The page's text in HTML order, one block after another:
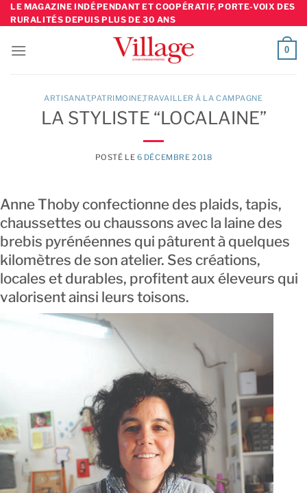
Skip
to
LE MAGAZINE INDÉPENDANT ET COOPÉRATIF, PORTE-VOIX DES
RURALITÉS DEPUIS PLUS DE 30 ANS
0
ARTISANAT,PATRIMOINETRAVAILLER À LA CAMPAGNE
LA STYLISTE “LOCALAINE”
POSTÉ LE 6 DÉCEMBRE 2018
Anne Thoby confectionne des plaids, tapis,
chaussettes ou chaussons avec la laine des
brebis pyrénéennes qui pâturent à quelques
kilomètres de son atelier. Ses créations,
locales et durables, profitent aux éleveurs qui
valorisent ainsi leurs toisons.